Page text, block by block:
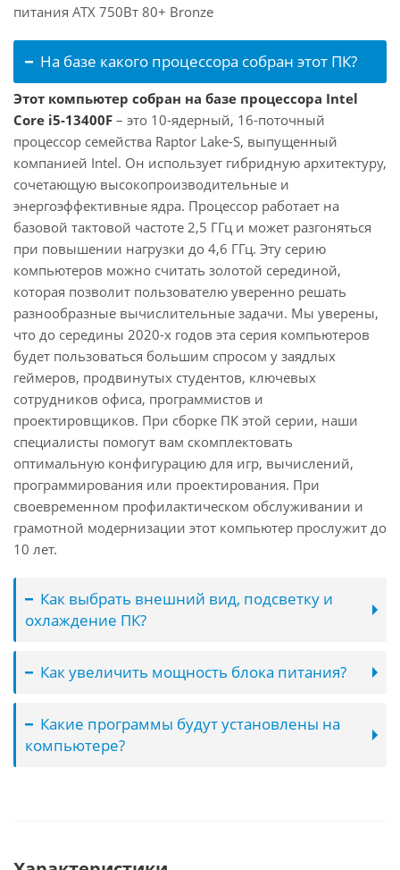
питания ATX 750Вт 80+ Bronze
На базе какого процессора собран этот ПК?
Этот компьютер собран на базе процессора Intel
Core i5-13400F – это 10-ядерный, 16-поточный
процессор семейства Raptor Lake-S, выпущенный
компанией Intel. Он использует гибридную архитектуру,
сочетающую высокопроизводительные и
энергоэффективные ядра. Процессор работает на
базовой тактовой частоте 2,5 ГГц и может разгоняться
при повышении нагрузки до 4,6 ГГц. Эту серию
компьютеров можно считать золотой серединой,
которая позволит пользователю уверенно решать
разнообразные вычислительные задачи. Мы уверены,
что до середины 2020-х годов эта серия компьютеров
будет пользоваться большим спросом у заядлых
геймеров, продвинутых студентов, ключевых
сотрудников офиса, программистов и
проектировщиков. При сборке ПК этой серии, наши
специалисты помогут вам скомплектовать
оптимальную конфигурацию для игр, вычислений,
программирования или проектирования. При
своевременном профилактическом обслуживании и
грамотной модернизации этот компьютер прослужит до
10 лет.
Как выбрать внешний вид, подсветку и
охлаждение ПК?
Как увеличить мощность блока питания?
Какие программы будут установлены на
компьютере?